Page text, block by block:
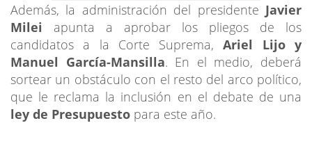
Además, la administración del presidente Javier
Milei apunta a aprobar los pliegos de los
candidatos a la Corte Suprema,Ariel Lijo y
Manuel García-Mansilla. En el medio, deberá
sortear un obstáculo con el resto del arco político,
que le reclama la inclusión en el debate de una
ley de Presupuesto para este año.